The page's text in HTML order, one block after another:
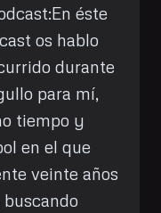
éste
os hablo
durante
para mí,
tiempo y
en el que
veinte años